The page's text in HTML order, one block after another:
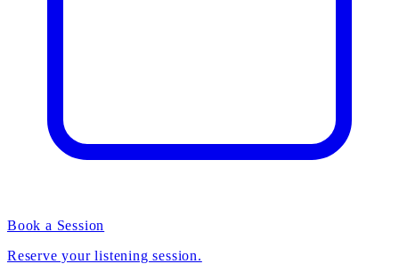
Book a Session
Reserve your listening session.